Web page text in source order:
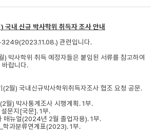
내 신규 박사학위 취득자 조사 안내
3249(2023.11.08.) 관련입니다.
박사학위 취득 예정자들은 붙임된 서류를 참고하여
바랍니다.
월) 국내신규박사학위취득자조사 협조 요청 공문.
) 박사통계조사 시행계획. 1부.
문지[국문]. 1부.
뉴얼(2024년 2월 졸업자용). 1부.
과분류연계표(2023). 1부.